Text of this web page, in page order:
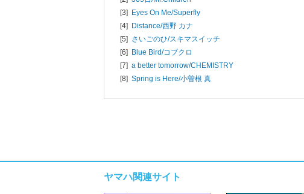
[3] Eyes On Me/Superfly
[4] Distance/西野 カナ
[5] さいごのひ/スキマスイッチ
[6] Blue Bird/コブクロ
[7] a better tomorrow/CHEMISTRY
[8] Spring is Here/小曽根 真
ヤマハ関連サイト